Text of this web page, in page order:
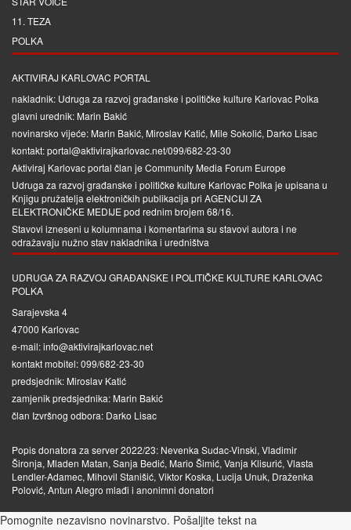
11. TEZA
POLKA
AKTIVIRAJ KARLOVAC PORTAL
nakladnik: Udruga za razvoj građanske i političke kulture Karlovac Polka
glavni urednik: Marin Bakić
novinarsko vijeće: Marin Bakić, Miroslav Katić, Mile Sokolić, Darko Lisac
kontakt: portal@aktivirajkarlovac.net/099/682-23-30
Aktiviraj Karlovac portal član je Community Media Forum Europe
Udruga za razvoj građanske i političke kulture Karlovac Polka je upisana u
Knjigu pružatelja elektroničkih publikacija pri AGENCIJI ZA
ELEKTRONIČKE MEDIJEpod rednim brojem 68/16.
Stavovi izneseni u kolumnama i komentarima su stavovi autora i ne
odražavaju nužno stav nakladnika i uredništva
UDRUGA ZA RAZVOJ GRAĐANSKE I POLITIČKE KULTURE KARLOVAC
POLKA
Sarajevska 4
47000 Karlovac
e-mail: info@aktivirajkarlovac.net
kontakt mobitel: 099/682-23-30
predsjednik: Miroslav Katić
zamjenik predsjednika: Marin Bakić
član Izvršnog odbora: Darko Lisac
Popis donatora za server 2022/23: Nevenka Sudac-Vinski, Vladimir
Šironja, Mladen Matan, Sanja Bedić, Mario Šimić, Vanja Klisurić, Vlasta
Lendler-Adamec, Mihovil Stanišić, Viktor Koska, Lucija Unuk, Draženka
Polović, Antun Alegro mlađi i anonimni donatori
Pomognite nezavisno novinarstvo. Pošaljite tekst na